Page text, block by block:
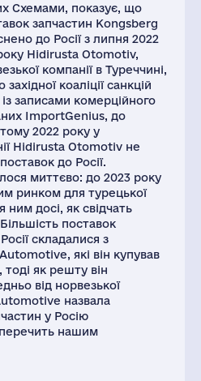
Схемами, показує, що
запчастин Kongsberg
до Росії з липня 2022
Hidirusta Otomotiv,
компанії в Туреччині,
коаліції санкцій
записами комерційного
ImportGenius, до
2022 року у
Hidirusta Otomotiv не
до Росії.
миттєво: до 2023 року
ринком для турецької
досі, як свідчать
поставок
складалися з
які він купував
як решту він
від норвезької
назвала
у Росію
нашим